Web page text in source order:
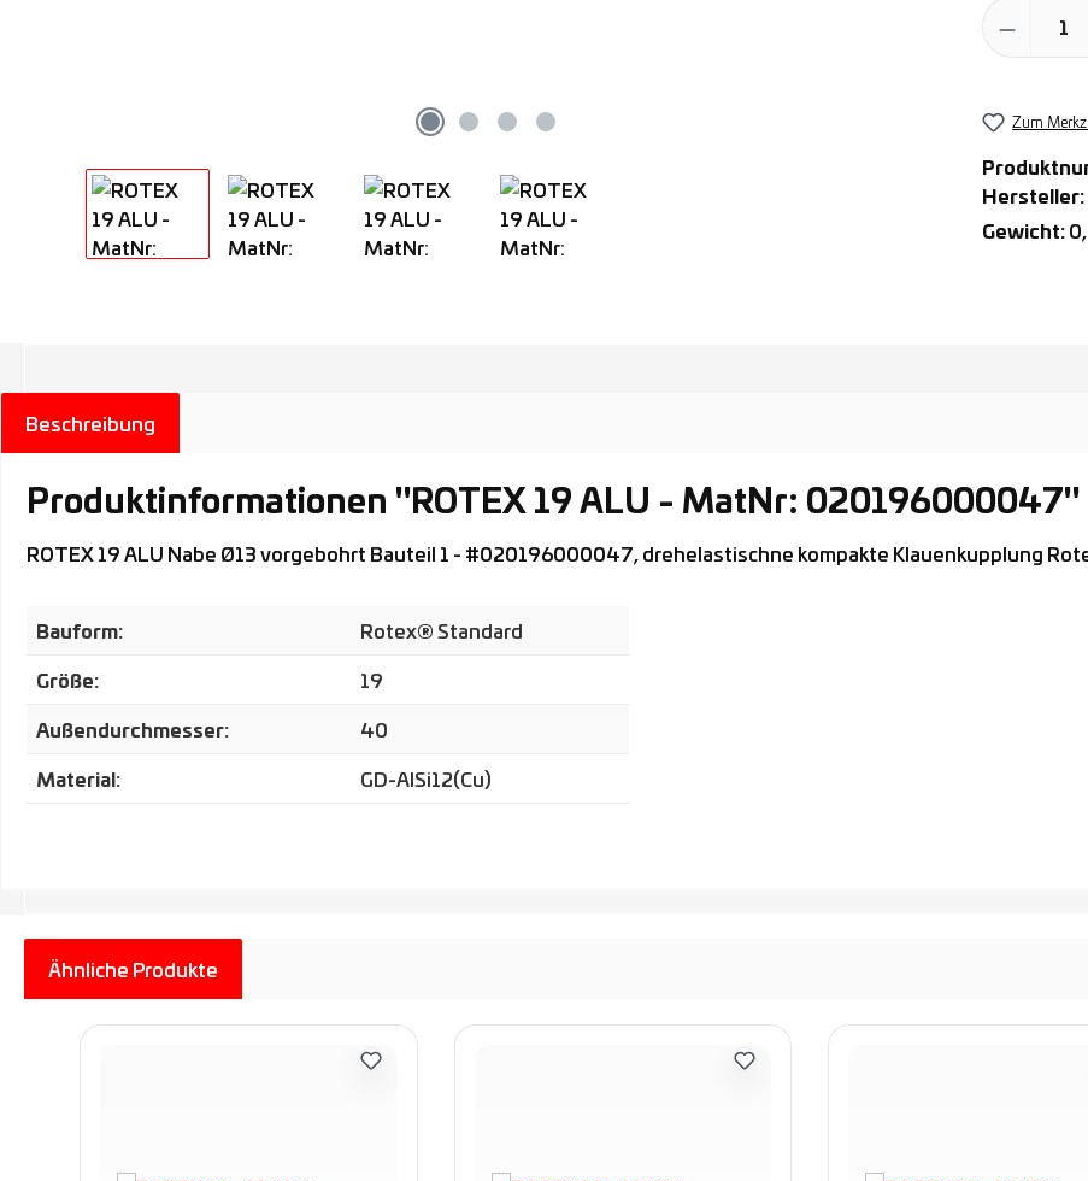
Produkt
Zum
Hersteller:
Gewicht:
Beschreibung
Produktinformationen "ROTEX 19 ALU - MatNr: 020196000047"
ROTEX 19 ALU Nabe Ø13 vorgebohrt Bauteil 1 - #020196000047, drehelastischne kompakte Klauenkupplung
Bauform: Rotex® Standard
Größe: 19
Außendurchmesser: 40
Material: GD-AlSi12(Cu)
Ähnliche Produkte
Produktgalerie überspringen